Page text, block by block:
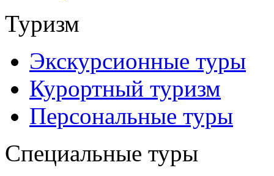
Туризм
Экскурсионные туры
Курортный туризм
Персональные туры
Специальные туры